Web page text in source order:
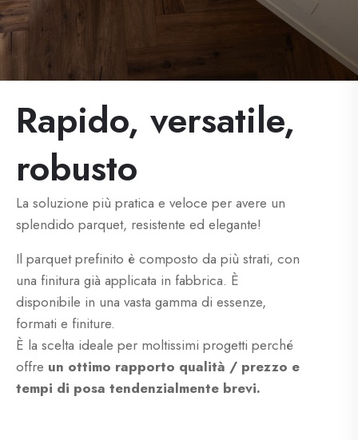
Rapido, versatile,
robusto
La soluzione più pratica e veloce per avere un
splendido parquet, resistente ed elegante!
Il parquet prefinito è composto da più strati, con
una finitura già applicata in fabbrica. È
disponibile in una vasta gamma di essenze,
formati e finiture.
È la scelta ideale per moltissimi progetti perché
offre un ottimo rapporto qualità / prezzo e
tempi di posa tendenzialmente brevi.